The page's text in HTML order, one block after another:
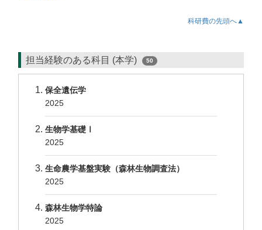
科研費の先頭へ▲
担当経験のある科目 (本学) 50
保全遺伝学
2025
生物学基礎Ⅰ
2025
生命農学基盤実験（森林生物調査法）
2025
森林生物学特論
2025